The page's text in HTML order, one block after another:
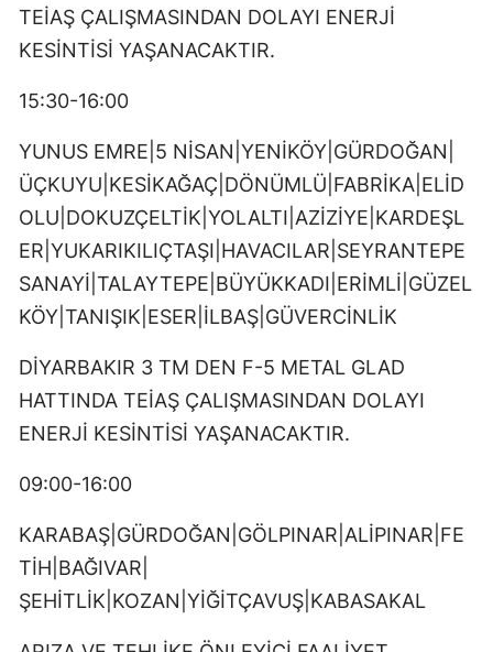
TEİAŞ ÇALIŞMASINDAN DOLAYI ENERJİ
KESİNTİSİ YAŞANACAKTIR.
15:30-16:00
YUNUS EMRE|5 NİSAN|YENİKÖY|GÜRDOĞAN|
ÜÇKUYU|KESİKAĞAÇ|DÖNÜMLÜ|FABRİKA|ELİD
OLU|DOKUZÇELTİK|YOLALTI|AZİZİYE|KARDEŞL
ER|YUKARIKILIÇTAŞI|HAVACILAR|SEYRANTEPE
SANAYİ|TALAYTEPE|BÜYÜKKADI|ERİMLİ|GÜZEL
KÖY|TANIŞIK|ESER|İLBAŞ|GÜVERCİNLİK
DİYARBAKIR 3 TM DEN F-5 METAL GLAD
HATTINDA TEİAŞ ÇALIŞMASINDAN DOLAYI
ENERJİ KESİNTİSİ YAŞANACAKTIR.
09:00-16:00
KARABAŞ|GÜRDOĞAN|GÖLPINAR|ALİPINAR|FE
TİH|BAĞIVAR|
ŞEHİTLİK|KOZAN|YİĞİTÇAVUŞ|KABASAKAL